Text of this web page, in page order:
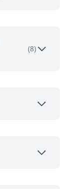
(8)